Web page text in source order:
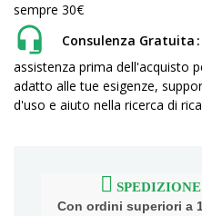
sempre 30€
Consulenza Gratuita
assistenza prima dell'acquisto
adatto alle tue esigenze,
d'uso e aiuto nella ricerca di
Con ordini superiori a